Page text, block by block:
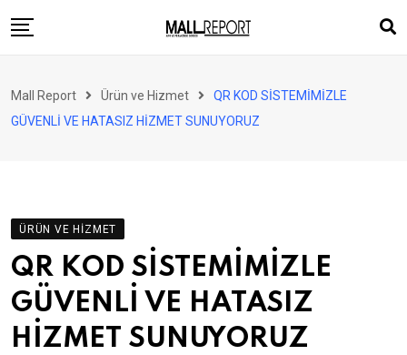
to
Perakende
Ürün ve Hizmet
Enerji
Haber
Gündem
Mall Report Ürün ve Hizmet
QR KOD SİSTEMİMİZLE
GÜVENLİ VE HATASIZ HİZMET SUNUYORUZ
ÜRÜN VE HIZMET
QR KOD SİSTEMİMİZLE
GÜVENLİ VE HATASIZ
HİZMET SUNUYORUZ